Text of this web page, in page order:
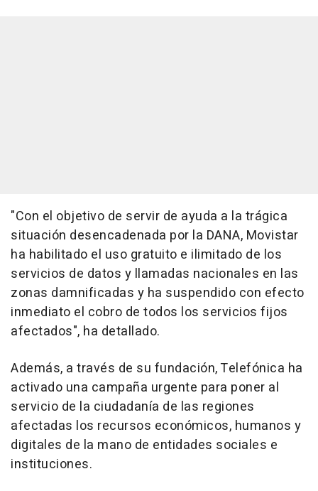
"Con el objetivo de servir de ayuda a la trágica
situación desencadenada por la DANA, Movistar
ha habilitado el uso gratuito e ilimitado de los
servicios de datos y llamadas nacionales en las
zonas damnificadas y ha suspendido con efecto
inmediato el cobro de todos los servicios fijos
afectados", ha detallado.
Además, a través de su fundación, Telefónica ha
activado una campaña urgente para poner al
servicio de la ciudadanía de las regiones
afectadas los recursos económicos, humanos y
digitales de la mano de entidades sociales e
instituciones.